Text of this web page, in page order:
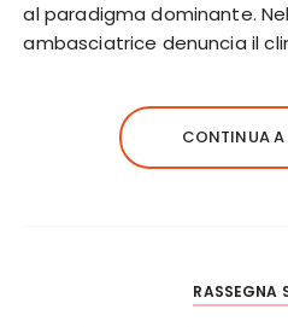
al paradigma dominante.
ambasciatrice denuncia il
CONTINUA A
RASSEGNA